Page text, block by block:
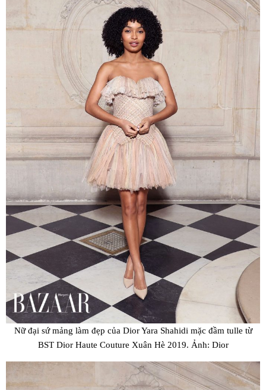
Nữ đại sứ mảng làm đẹp của Dior Yara Shahidi mặc đầm tulle từ
BST Dior Haute Couture Xuân Hè 2019. Ảnh: Dior